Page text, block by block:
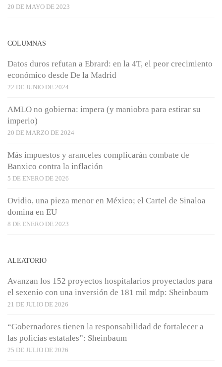
20 DE MAYO DE 2023
COLUMNAS
Datos duros refutan a Ebrard: en la 4T, el peor crecimiento
económico desde De la Madrid
22 DE JUNIO DE 2024
AMLO no gobierna: impera (y maniobra para estirar su
imperio)
20 DE MARZO DE 2024
Más impuestos y aranceles complicarán combate de
Banxico contra la inflación
5 DE ENERO DE 2026
Ovidio, una pieza menor en México; el Cartel de Sinaloa
domina en EU
8 DE ENERO DE 2023
ALEATORIO
Avanzan los 152 proyectos hospitalarios proyectados para
el sexenio con una inversión de 181 mil mdp: Sheinbaum
21 DE JULIO DE 2026
“Gobernadores tienen la responsabilidad de fortalecer a
las policías estatales”: Sheinbaum
25 DE JULIO DE 2026